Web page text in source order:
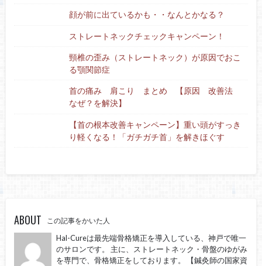
顔が前に出ているかも・・なんとかなる？
ストレートネックチェックキャンペーン！
頸椎の歪み（ストレートネック）が原因でおこ
る顎関節症
首の痛み 肩こり まとめ 【原因 改善法
なぜ？を解決】
【首の根本改善キャンペーン】重い頭がすっき
り軽くなる！「ガチガチ首」を解きほぐす
ABOUT この記事をかいた人
Hal-Cureは最先端骨格矯正を導入している、神戸で唯一
のサロンです。 主に、ストレートネック・骨盤のゆがみ
を専門で、骨格矯正をしております。 【鍼灸師の国家資